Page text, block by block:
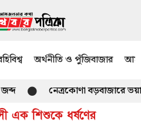
অর্থনীতি ও পুঁজিবাজার
নেত্রকোণা বড়বাজারে ভয়াবহ
এক শিশুকে ধর্ষণের